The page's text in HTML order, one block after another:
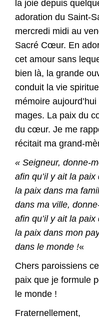
la joie depuis
adoration du Saint-
mercredi midi au
Sacré Cœur. En
cet amour sans
bien là, la grande
conduit la vie
mémoire
mages. La paix du
du cœur. Je me
récitait ma grand-
« Seigneur, donne-
afin qu’il y ait la
la paix dans ma
dans ma ville,
afin qu’il y ait la
la paix dans mon
dans le monde !«
Chers paroissiens
paix que je formule
le monde !
Fraternellement,